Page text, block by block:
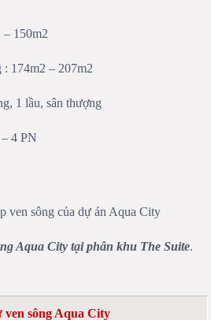
– 150m2
: 174m2 – 207m2
1 lầu, sân thượng
4 PN
Aqua City tại phân khu The Suite.
ven sông Aqua City